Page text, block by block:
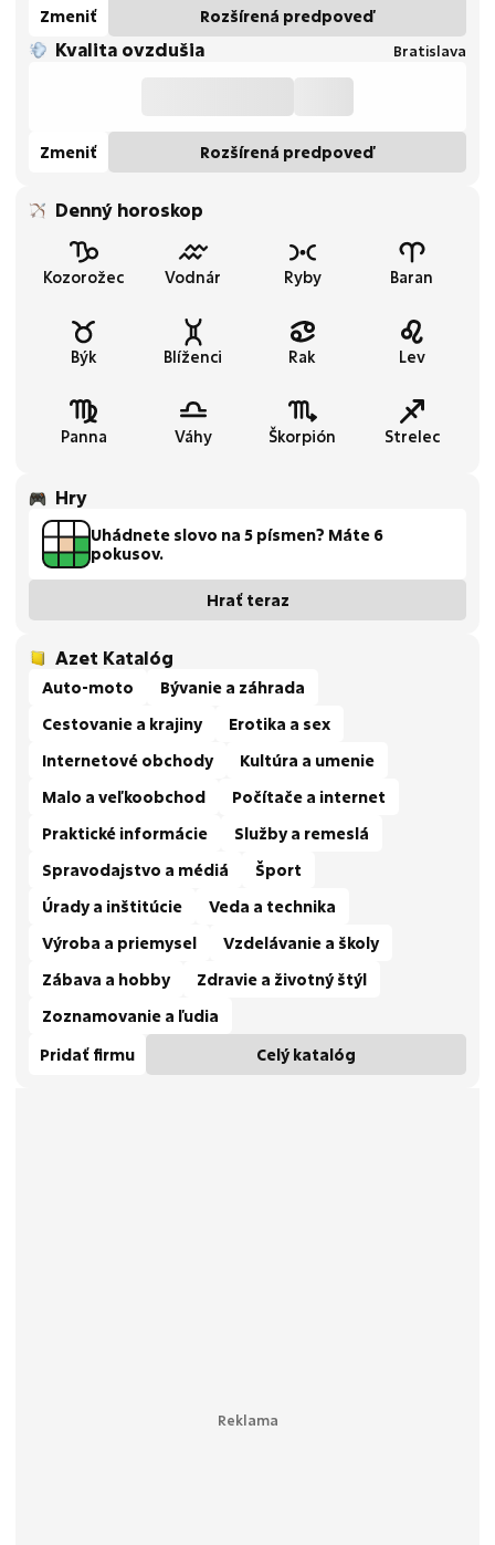
Zmeniť Rozšírená predpoveď
Kvalita ovzdušia Bratislava
Zmeniť Rozšírená predpoveď
Denný horoskop
Kozorožec Vodnár Ryby Baran
Býk Blíženci Rak Lev
Panna Váhy Škorpión Strelec
Hry
Uhádnete slovo na 5 písmen? Máte 6
pokusov.
Hrať teraz
Azet Katalóg
Auto-moto
Bývanie a záhrada
Cestovanie a krajiny
Erotika a sex
Internetové obchody
Kultúra a umenie
Malo a veľkoobchod
Počítače a internet
Praktické informácie
Služby a remeslá
Spravodajstvo a médiá
Šport
Úrady a inštitúcie
Veda a technika
Výroba a priemysel
Vzdelávanie a školy
Zábava a hobby
Zdravie a životný štýl
Zoznamovanie a ľudia
Pridať firmu
Celý katalóg